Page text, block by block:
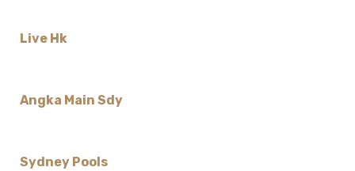
Live Hk
Angka Main Sdy
Sydney Pools